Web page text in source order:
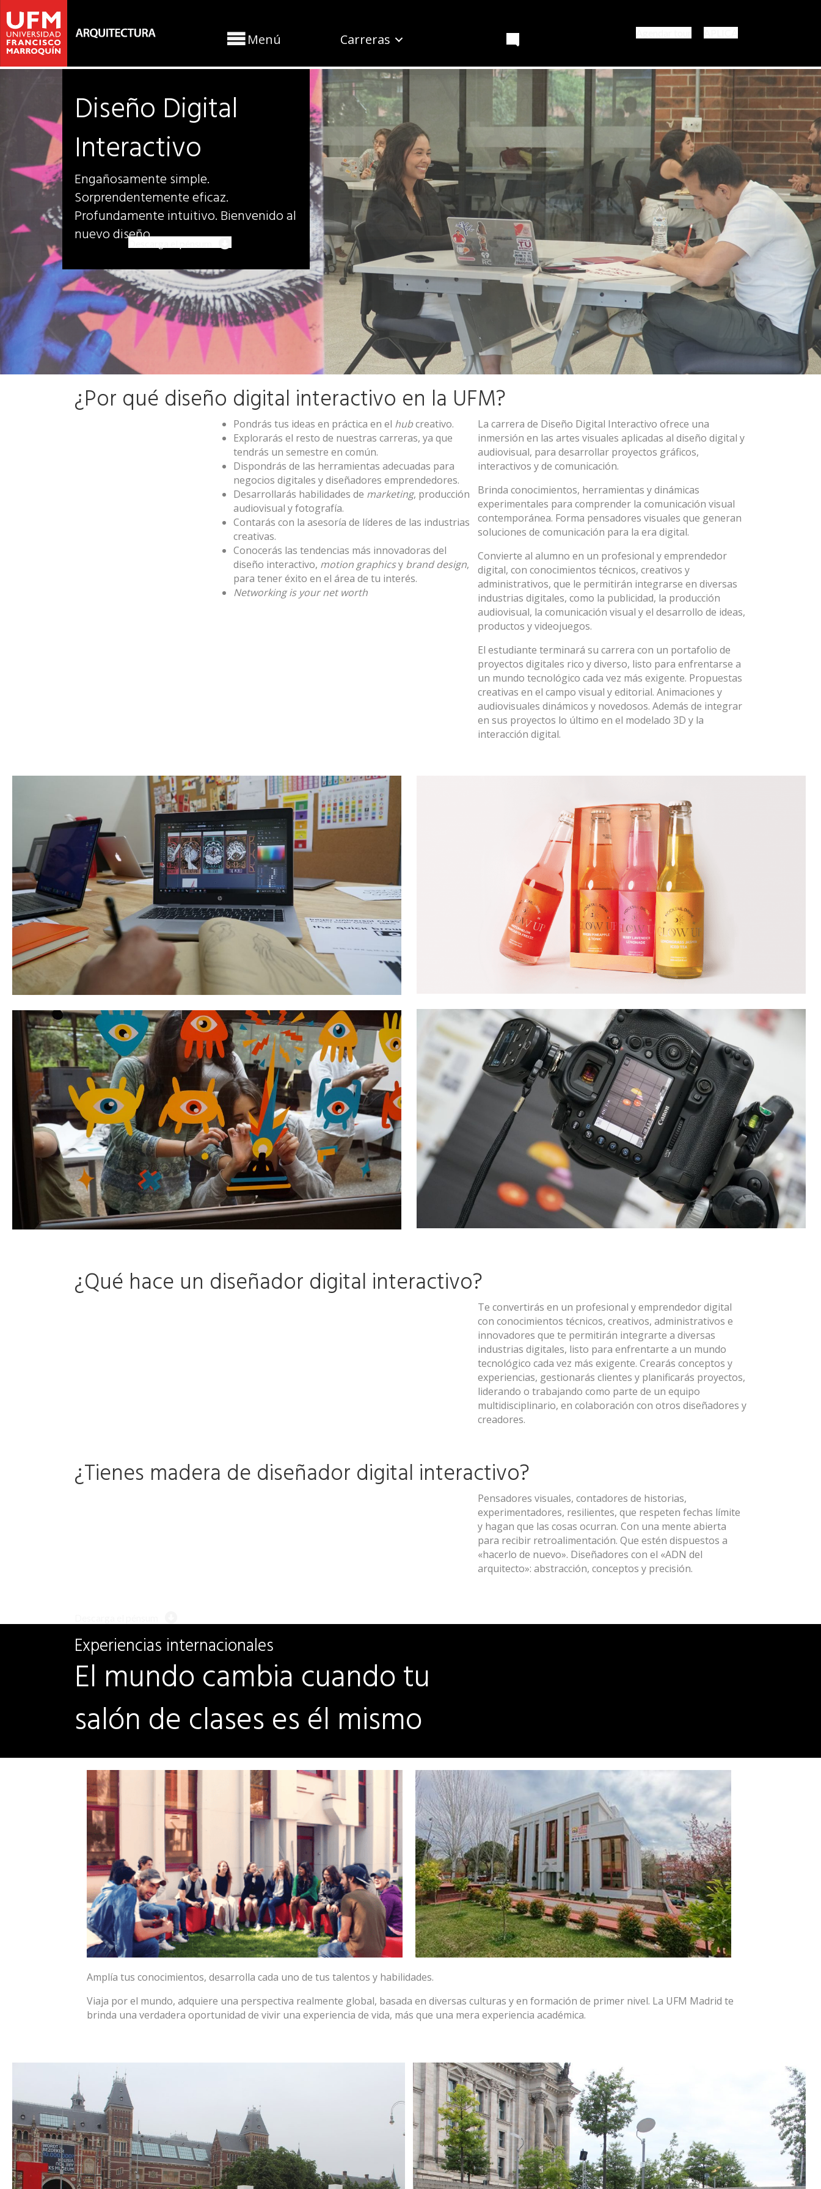
Menú Carreras
Diseño Digital
Interactivo
Engañosamente simple.
Sorprendentemente eficaz.
Profundamente intuitivo. Bienvenido al
nuevo diseño.
¿Por qué diseño digital interactivo en la UFM?
Pondrás tus ideas en práctica en el hubcreativo.
Explorarás el resto de nuestras carreras, ya que
tendrás un semestre en común.
Dispondrás de las herramientas adecuadas para
negocios digitales y diseñadores emprendedores.
Desarrollarás habilidades de marketing, producción
audiovisual y fotografía.
Contarás con la asesoría de líderes de las industrias
creativas.
Conocerás las tendencias más innovadoras del
diseño interactivo, motion graphicsy brand design,
para tener éxito en el área de tu interés.
Networking is your net worth
La carrera de Diseño Digital Interactivo ofrece una
inmersión en las artes visuales aplicadas al diseño digital y
audiovisual, para desarrollar proyectos gráficos,
interactivos y de comunicación.
Brinda conocimientos, herramientas y dinámicas
experimentales para comprender la comunicación visual
contemporánea. Forma pensadores visuales que generan
soluciones de comunicación para la era digital.
Convierte al alumno en un profesional y emprendedor
digital, con conocimientos técnicos, creativos y
administrativos, que le permitirán integrarse en diversas
industrias digitales, como la publicidad, la producción
audiovisual, la comunicación visual y el desarrollo de ideas,
productos y videojuegos.
El estudiante terminará su carrera con un portafolio de
proyectos digitales rico y diverso, listo para enfrentarse a
un mundo tecnológico cada vez más exigente. Propuestas
creativas en el campo visual y editorial. Animaciones y
audiovisuales dinámicos y novedosos. Además de integrar
en sus proyectos lo último en el modelado 3D y la
interacción digital.
¿Qué hace un diseñador digital interactivo?
Te convertirás en un profesional y emprendedor digital
con conocimientos técnicos, creativos, administrativos e
innovadores que te permitirán integrarte a diversas
industrias digitales, listo para enfrentarte a un mundo
tecnológico cada vez más exigente. Crearás conceptos y
experiencias, gestionarás clientes y planificarás proyectos,
liderando o trabajando como parte de un equipo
multidisciplinario, en colaboración con otros diseñadores y
creadores.
¿Tienes madera de diseñador digital interactivo?
Pensadores visuales, contadores de historias,
experimentadores, resilientes, que respeten fechas límite
y hagan que las cosas ocurran. Con una mente abierta
para recibir retroalimentación. Que estén dispuestos a
«hacerlo de nuevo». Diseñadores con el «ADN del
arquitecto»: abstracción, conceptos y precisión.
Experiencias internacionales
El mundo cambia cuando tu
salón de clases es él mismo
Amplía tus conocimientos, desarrolla cada uno de tus talentos y habilidades.
Viaja por el mundo, adquiere una perspectiva realmente global, basada en diversas culturas y en formación de primer nivel. La UFM Madrid te
brinda una verdadera oportunidad de vivir una experiencia de vida, más que una mera experiencia académica.